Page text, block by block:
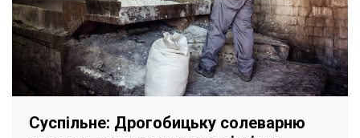
Суспільне: Дрогобицьку солеварню